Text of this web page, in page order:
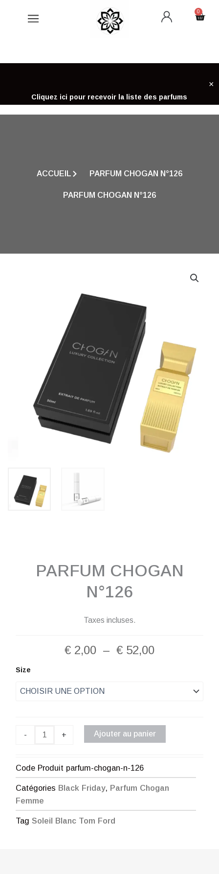
0
Cart
Cliquez ici pour recevoir la liste des parfums
×
ACCUEIL PARFUM CHOGAN N°126
PARFUM CHOGAN N°126
PARFUM CHOGAN
N°126
Taxes incluses.
€ 2,00 – € 52,00Plage
à
€ 52,00
Size
-
quantité
Chogan
+ Ajouter au panier
Code Produit parfum-chogan-n-126
Catégories Black Friday, Parfum Chogan
Femme
Tag Soleil Blanc Tom Ford